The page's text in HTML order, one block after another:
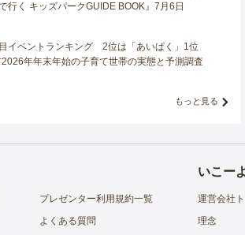
行く キッズパークGUIDE BOOK』7月6日
イベントランキング 2位は「あいぱく」1位
年年末年始の子育て世帯の実態と予測調査
もっと見る
プレゼンター利用規約一覧
よくある質問
いこー
運営会社
理念